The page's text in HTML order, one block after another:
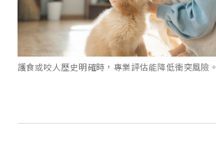
護食或咬人歷史明確時，專業評估能降低衝突風險。